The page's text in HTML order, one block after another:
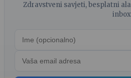
Zdravstveni savjeti, besplatni